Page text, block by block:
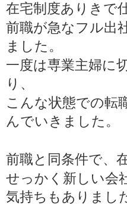
在宅制度ありきで
前職が急なフル出
ました。
一度は専業主婦に
り、
こんな状態での転
んでいきました。
前職と同条件で、
せっかく新しい会
気持ちもありまし